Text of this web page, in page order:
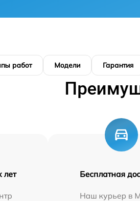
работ Модели Гарантия
лет Бесплатная
Наш курьер в